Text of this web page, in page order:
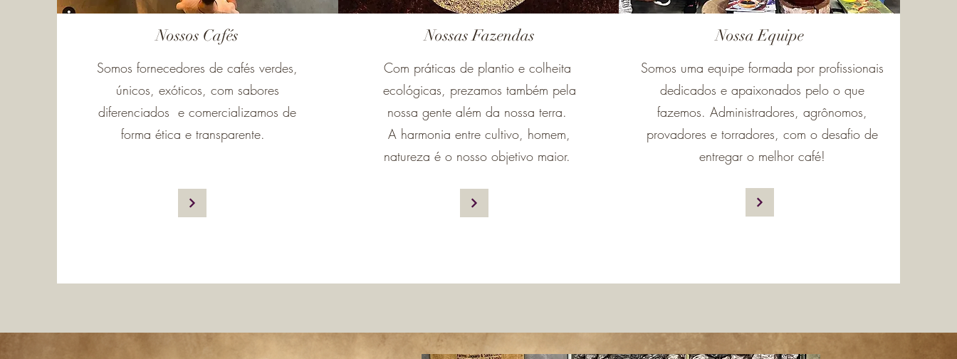
Nossos Cafés
Somos fornecedores de cafés verdes,
únicos, exóticos, com sabores
diferenciados e comercializamos de
forma ética e transparente.
Nossas Fazendas
Com práticas de plantio e colheita
ecológicas, prezamos também pela
nossa gente além da nossa terra.
A harmonia entre cultivo, homem,
natureza é o nosso objetivo maior.
Nossa Equipe
Somos uma equipe formada por profissionais
dedicados e apaixonados pelo o que
fazemos. Administradores, agrônomos,
provadores e torradores, com o desafio de
entregar o melhor café!